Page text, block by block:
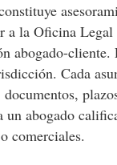
a la Oficina
abogado-cliente.
Cada
un abogado
comerciales.